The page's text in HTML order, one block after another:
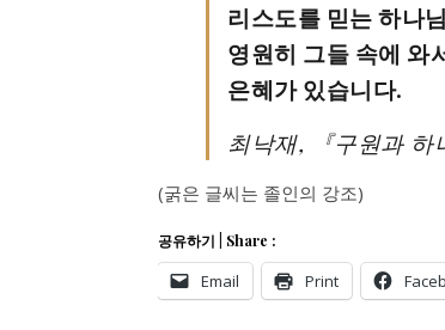
리스도를 믿는 하나
영원히 그들 속에 와
은혜가 있습니다.
최낙재, 『구원과 하
(굵은 글씨는 졸인의 강조)
공유하기 | Share :
Email Print